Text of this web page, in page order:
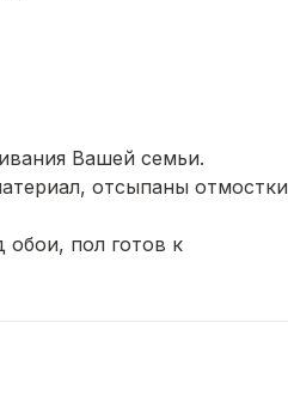
Вашей семьи.
отсыпаны отмостки
пол готов к